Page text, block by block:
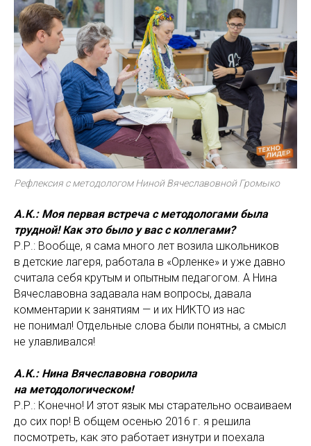
Рефлексия с методологом Ниной Вячеславовной Громыко
А.К.: Моя первая встреча с методологами была
трудной! Как это было у вас с коллегами?
Р.Р.: Вообще, я сама много лет возила школьников
в детские лагеря, работала в «Орленке» и уже давно
считала себя крутым и опытным педагогом. А Нина
Вячеславовна задавала нам вопросы, давала
комментарии к занятиям — и их НИКТО из нас
не понимал! Отдельные слова были понятны, а смысл
не улавливался!
А.К.: Нина Вячеславовна говорила
на методологическом!
Р.Р.: Конечно! И этот язык мы старательно осваиваем
до сих пор! В общем осенью 2016 г. я решила
посмотреть, как это работает изнутри и поехала